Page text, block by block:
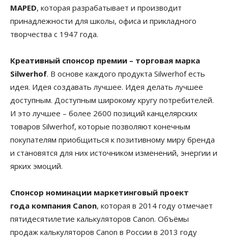
MAPED, которая разрабатывает и производит
принадлежности для школы, офиса и прикладного
творчества с 1947 года.
Креативный спонсор премии – торговая марка
Silwerhof. В основе каждого продукта Silwerhof есть
идея. Идея создавать лучшее. Идея делать лучшее
доступным. Доступным широкому кругу потребителей.
И это лучшее – более 2600 позиций канцелярских
товаров Silwerhof, которые позволяют конечным
покупателям приобщиться к позитивному миру бренда
и становятся для них источником изменений, энергии и
ярких эмоций.
Спонсор номинации маркетинговый проект
года компания Canon, которая в 2014 году отмечает
пятидесятилетие калькуляторов Canon. Объёмы
продаж калькуляторов Canon в России в 2013 году